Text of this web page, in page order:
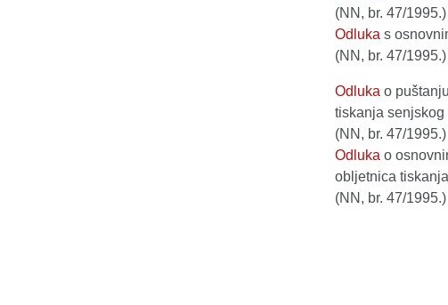
(NN, br. 47/1995.)
Odluka s
(NN, br. 47/1995.)
Odluka o
tiskanja
(NN, br. 47/1995.)
Odluka o
obljetnica
(NN, br. 47/1995.)